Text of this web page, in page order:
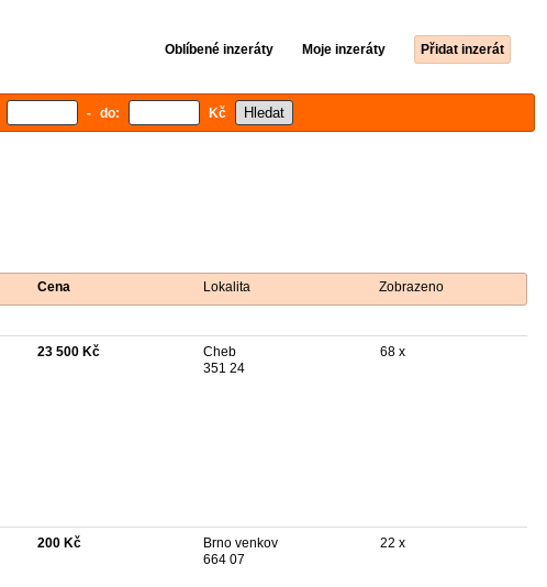
Oblíbené inzeráty Moje inzeráty Přidat inzerát
- do: Kč
Cena Lokalita Zobrazeno
23 500 Kč
Cheb
351 24
68 x
200 Kč
Brno venkov
664 07
22 x